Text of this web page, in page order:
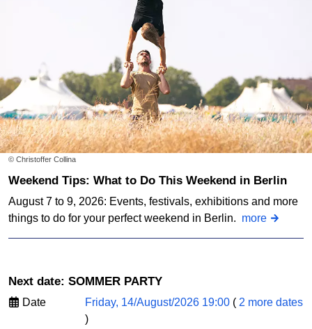
© Christoffer Collina
Weekend Tips: What to Do This Weekend in Berlin
August 7 to 9, 2026: Events, festivals, exhibitions and more
things to do for your perfect weekend in Berlin. more
Next date: SOMMER PARTY
Date Friday, 14/August/2026 19:00 ( 2 more dates
)